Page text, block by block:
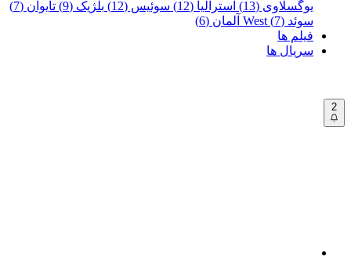
یوگسلاوی (13)
استرالیا (12) سوئیس (12) بلژیک (9)
تایوان (7)
سوئد (7)
West آلمان (6)
فیلم ها
سریال ها
2